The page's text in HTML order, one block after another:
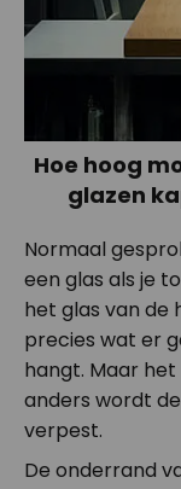
Hoe hoog
glazen
Normaal
een glas als je
het glas van de
precies wat er
hangt. Maar
anders wordt
verpest.
De onderrand